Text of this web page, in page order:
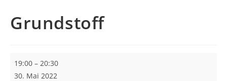
Grundstoff
19:00 – 20:30
30. Mai 2022